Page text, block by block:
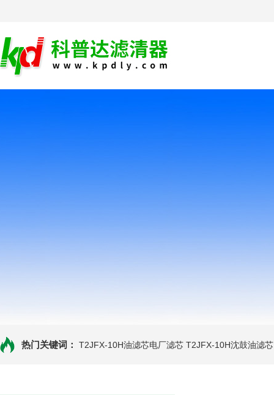
热门关键词： T2JFX-10H油滤芯电厂滤芯 T2JFX-10H沈鼓油滤芯